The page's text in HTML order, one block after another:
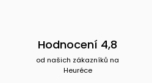
Hodnocení 4,8
od našich zákazníků na
Heuréce